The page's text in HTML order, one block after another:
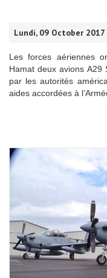
Lundi, 09 October 2017
Les forces aériennes
Hamat deux avions A29
par les autorités
aides accordées à